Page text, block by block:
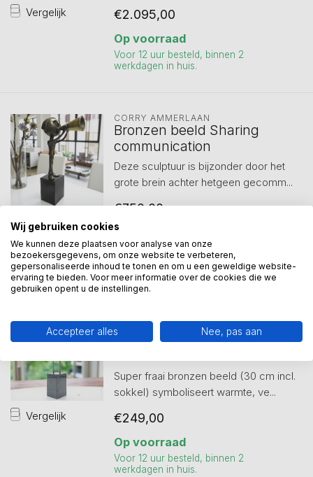
Vergelijk €2.095,00
Op voorraad
Voor 12 uur besteld, binnen 2
werkdagen in huis.
Vergelijk
CORRY AMMERLAAN
Bronzen beeld Sharing
communication
Deze sculptuur is bijzonder door het
grote brein achter hetgeen gecomm...
€750,00
Op voorraad
Voor 12 uur besteld, binnen 2
werkdagen in huis.
Vergelijk
Geborgenheid – Bronzen
Beeld 30 cm, symbool van
Super fraai bronzen beeld (30 cm incl.
sokkel) symboliseert warmte, ve...
€249,00
Op voorraad
Voor 12 uur besteld, binnen 2
werkdagen in huis.
Wij gebruiken cookies
We kunnen deze plaatsen voor analyse van onze
bezoekersgegevens, om onze website te verbeteren,
gepersonaliseerde inhoud te tonen en om u een geweldige website-
ervaring te bieden. Voor meer informatie over de cookies die we
gebruiken opent u de instellingen.
Accepteer alles Nee, pas aan